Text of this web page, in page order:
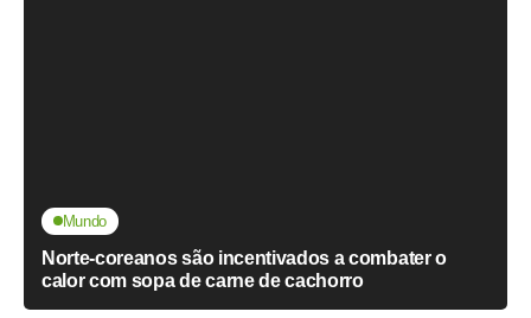
Mundo
Norte-coreanos são incentivados a combater o
calor com sopa de carne de cachorro